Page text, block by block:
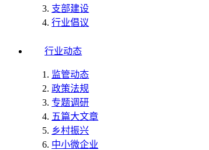
支部建设
行业倡议
行业动态
监管动态
政策法规
专题调研
五篇大文章
乡村振兴
中小微企业